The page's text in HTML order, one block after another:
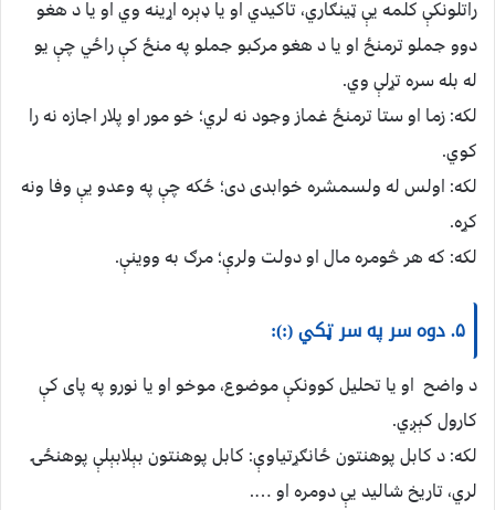
راتلونکې کلمه یې ټينګاري، تاکیدي او یا ډېره اړینه وي او یا د هغو
دوو جملو ترمنځ او یا د هغو مرکبو جملو په منځ کې راځي چې یو
له بله سره تړلې وي.
لکه: زما او ستا ترمنځ غماز وجود نه لري؛ خو مور او پلار اجازه نه را
کوي.
لکه: اولس له ولسمشره خوابدی دی؛ ځکه چې په وعدو یې وفا ونه
کړه.
لکه: که هر څومره مال او دولت ولرې؛ مرګ به ووینې.
۵. دوه سر په سر ټکي (:):
د واضح او یا تحلیل کوونکې موضوع، موخو او یا نورو په پای کې
کارول کېږي.
لکه: د کابل پوهنتون ځانګړتیاوې: کابل پوهنتون بېلابېلې پوهنځۍ
لري، تاریخ شالید یې دومره او ….